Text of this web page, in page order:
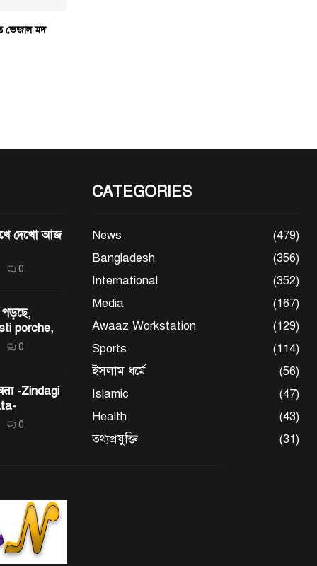
ভেজাল মদ
দেখো আজ
0
porche,
0
-Zindagi
0
CATEGORIES
News
(479)
Bangladesh
(356)
International
(352)
Media
(167)
Awaaz Workstation
(129)
Sports
(114)
ইসলাম ধর্মে
(56)
Islamic
(47)
Health
(43)
তথ্যপ্রযুক্তি
(31)